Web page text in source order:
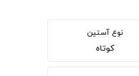
نوع آستین
کوتاه